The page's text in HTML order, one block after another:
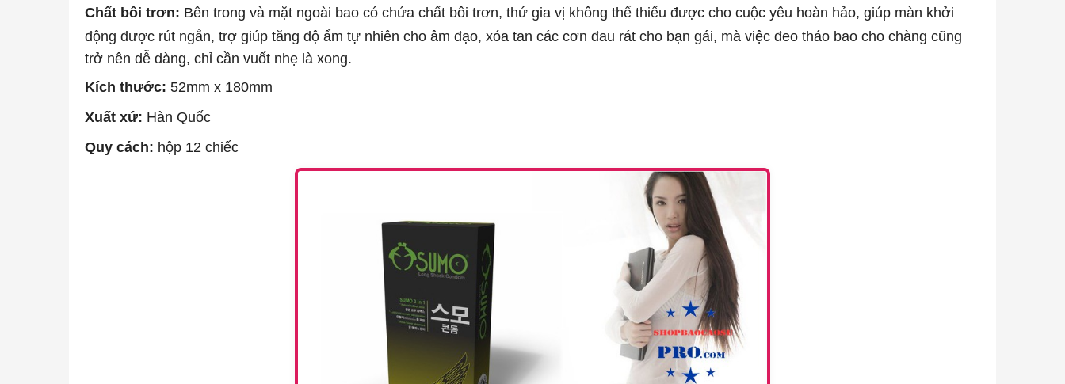
Chất bôi trơn: Bên trong và mặt ngoài bao có chứa chất bôi trơn, thứ gia vị không thể thiếu được cho cuộc yêu hoàn hảo, giúp màn khởi
động được rút ngắn, trợ giúp tăng độ ẩm tự nhiên cho âm đạo, xóa tan các cơn đau rát cho bạn gái, mà việc đeo tháo bao cho chàng cũng
trở nên dễ dàng, chỉ cần vuốt nhẹ là xong.
Kích thước: 52mm x 180mm
Xuất xứ: Hàn Quốc
Quy cách: hộp 12 chiếc